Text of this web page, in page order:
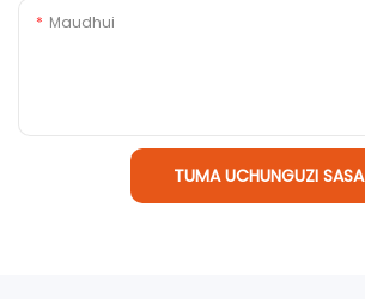
Maudhui
TUMA UCHUNGUZI SASA